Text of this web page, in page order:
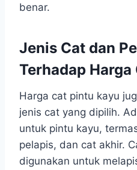
benar.
Jenis Cat dan
Terhadap
Harga cat pintu kayu
jenis cat yang dipilih.
untuk pintu kayu,
pelapis, dan cat akhir.
digunakan untuk